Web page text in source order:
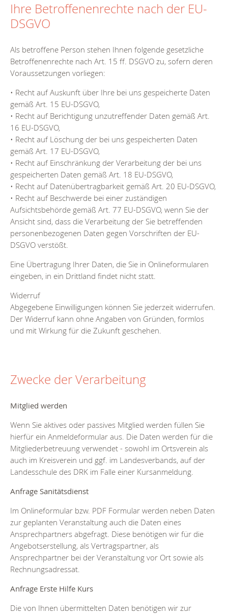
Ihre Betroffenenrechte nach der EU-
DSGVO
Als betroffene Person stehen Ihnen folgende gesetzliche
Betroffenenrechte nach Art. 15 ff. DSGVO zu, sofern deren
Voraussetzungen vorliegen:
• Recht auf Auskunft über Ihre bei uns gespeicherte Daten
gemäß Art. 15 EU-DSGVO,
• Recht auf Berichtigung unzutreffender Daten gemäß Art.
16 EU-DSGVO,
• Recht auf Löschung der bei uns gespeicherten Daten
gemäß Art. 17 EU-DSGVO,
• Recht auf Einschränkung der Verarbeitung der bei uns
gespeicherten Daten gemäß Art. 18 EU-DSGVO,
• Recht auf Datenübertragbarkeit gemäß Art. 20 EU-DSGVO,
• Recht auf Beschwerde bei einer zuständigen
Aufsichtsbehörde gemäß Art. 77 EU-DSGVO, wenn Sie der
Ansicht sind, dass die Verarbeitung der Sie betreffenden
personenbezogenen Daten gegen Vorschriften der EU-
DSGVO verstößt.
Eine Übertragung Ihrer Daten, die Sie in Onlineformularen
eingeben, in ein Drittland findet nicht statt.
Widerruf
Abgegebene Einwilligungen können Sie jederzeit widerrufen.
Der Widerruf kann ohne Angaben von Gründen, formlos
und mit Wirkung für die Zukunft geschehen.
Zwecke der Verarbeitung
Mitglied werden
Wenn Sie aktives oder passives Mitglied werden füllen Sie
hierfür ein Anmeldeformular aus. Die Daten werden für die
Mitgliederbetreuung verwendet - sowohl im Ortsverein als
auch im Kreisverein und ggf. im Landesverbands, auf der
Landesschule des DRK im Falle einer Kursanmeldung.
Anfrage Sanitätsdienst
Im Onlineformular bzw. PDF Formular werden neben Daten
zur geplanten Veranstaltung auch die Daten eines
Ansprechpartners abgefragt. Diese benötigen wir für die
Angebotserstellung, als Vertragspartner, als
Ansprechpartner bei der Veranstaltung vor Ort sowie als
Rechnungsadressat.
Anfrage Erste Hilfe Kurs
Die von Ihnen übermittelten Daten benötigen wir zur